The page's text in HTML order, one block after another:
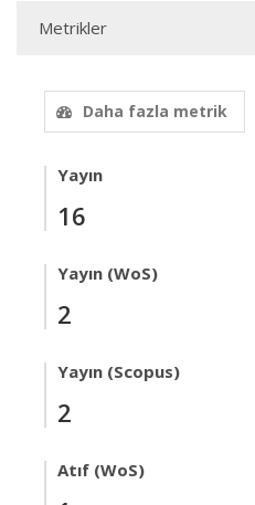
Metrikler
Daha fazla metrik
Yayın
16
Yayın (WoS)
2
Yayın (Scopus)
2
Atıf (WoS)